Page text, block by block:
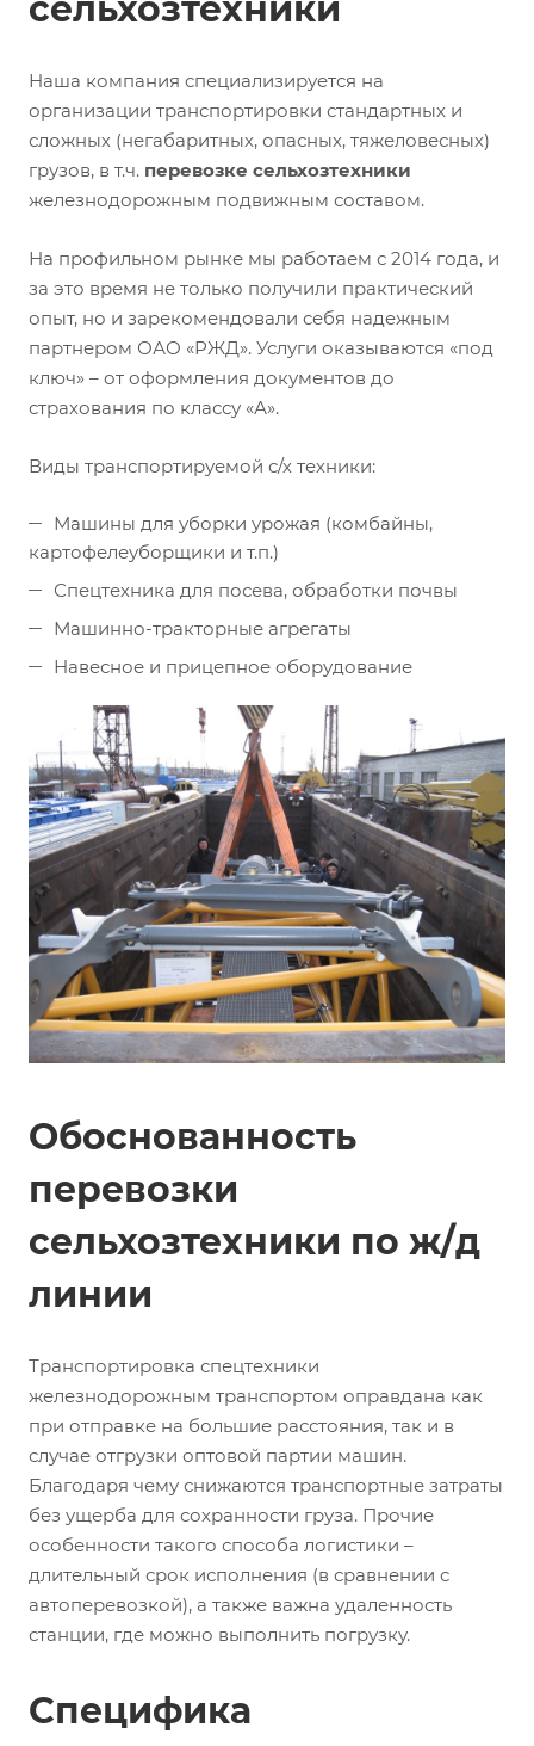
сельхозтехники
Наша компания специализируется на
организации транспортировки стандартных и
сложных (негабаритных, опасных, тяжеловесных)
грузов, в т.ч. перевозке сельхозтехники
железнодорожным подвижным составом.
На профильном рынке мы работаем с 2014 года, и
за это время не только получили практический
опыт, но и зарекомендовали себя надежным
партнером ОАО «РЖД». Услуги оказываются «под
ключ» – от оформления документов до
страхования по классу «А».
Виды транспортируемой с/х техники:
Машины для уборки урожая (комбайны,
картофелеуборщики и т.п.)
Спецтехника для посева, обработки почвы
Машинно-тракторные агрегаты
Навесное и прицепное оборудование
Обоснованность
перевозки
сельхозтехники по ж/д
линии
Транспортировка спецтехники
железнодорожным транспортом оправдана как
при отправке на большие расстояния, так и в
случае отгрузки оптовой партии машин.
Благодаря чему снижаются транспортные затраты
без ущерба для сохранности груза. Прочие
особенности такого способа логистики –
длительный срок исполнения (в сравнении с
автоперевозкой), а также важна удаленность
станции, где можно выполнить погрузку.
Специфика